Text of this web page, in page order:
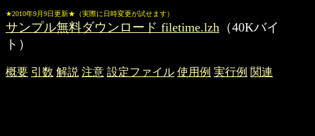
★2010年9月9日更新★（実際に日時変更が試せます）
サンプル無料ダウンロード filetime.lzh （40Kバイ
ト）
概要 引数 解説 注意 設定ファイル 使用例 実行例 関連